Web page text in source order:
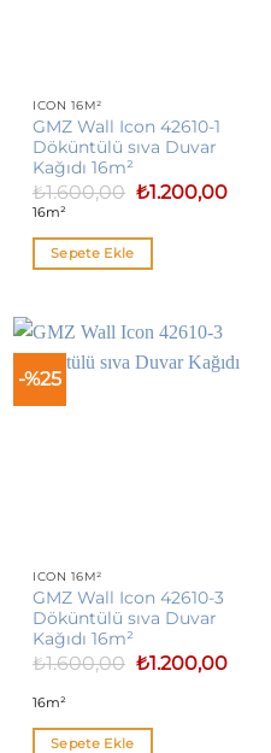
ICON 16M²
GMZ Wall Icon 42610-1
Döküntülü sıva Duvar
Kağıdı 16m²
₺1.600,00 Orijinal
fiyat:
₺1.200,00Şu
16m²
Sepete Ekle
-%25
ICON 16M²
GMZ Wall Icon 42610-3
Döküntülü sıva Duvar
Kağıdı 16m²
₺1.600,00 Orijinal
fiyat:
₺1.200,00Şu
16m²
Sepete Ekle